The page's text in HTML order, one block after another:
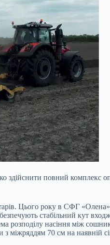
повний комплекс
Цього року в СФГ
стабільний кут
розподілу насіння між
70 см на наявній